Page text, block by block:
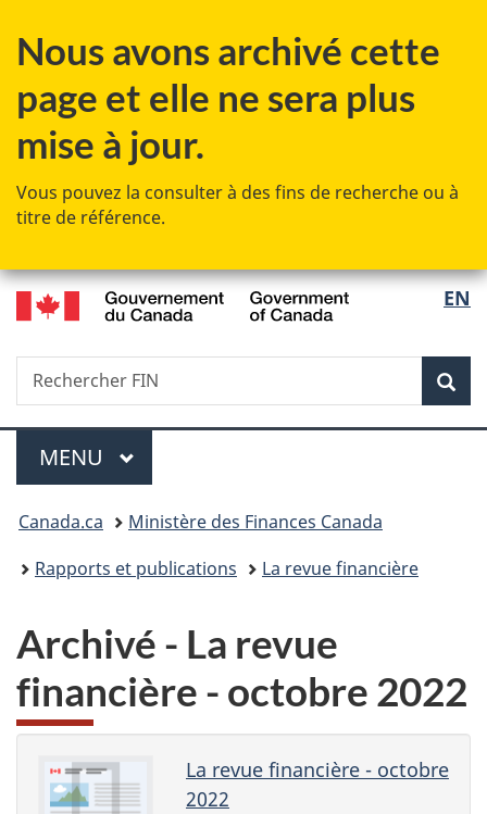
au
principal
à
Au
»
à
version
Nous avons archivé cette
page et elle ne sera plus
mise à jour.
Vous pouvez la consulter à des fins de recherche ou à
titre de référence.
de
la
EN
Recherche
Rechercher
FIN
Menu
MENU PRINCIPAL
Vous
êtes
Canada.ca
Ministère des Finances Canada
Rapports et publications
La revue financière
Archivé - La revue
financière - octobre 2022
La revue financière - octobre
2022